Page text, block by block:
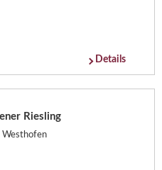
Details
Riesling
Westhofen